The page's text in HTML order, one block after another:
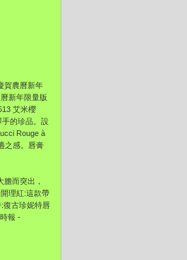
賀農曆新年
新年限量版
艾米櫻
手的珍品。設
Rouge à
之感。唇膏
而突出，
理紅:這款帶
復古珍妮特唇
報 -